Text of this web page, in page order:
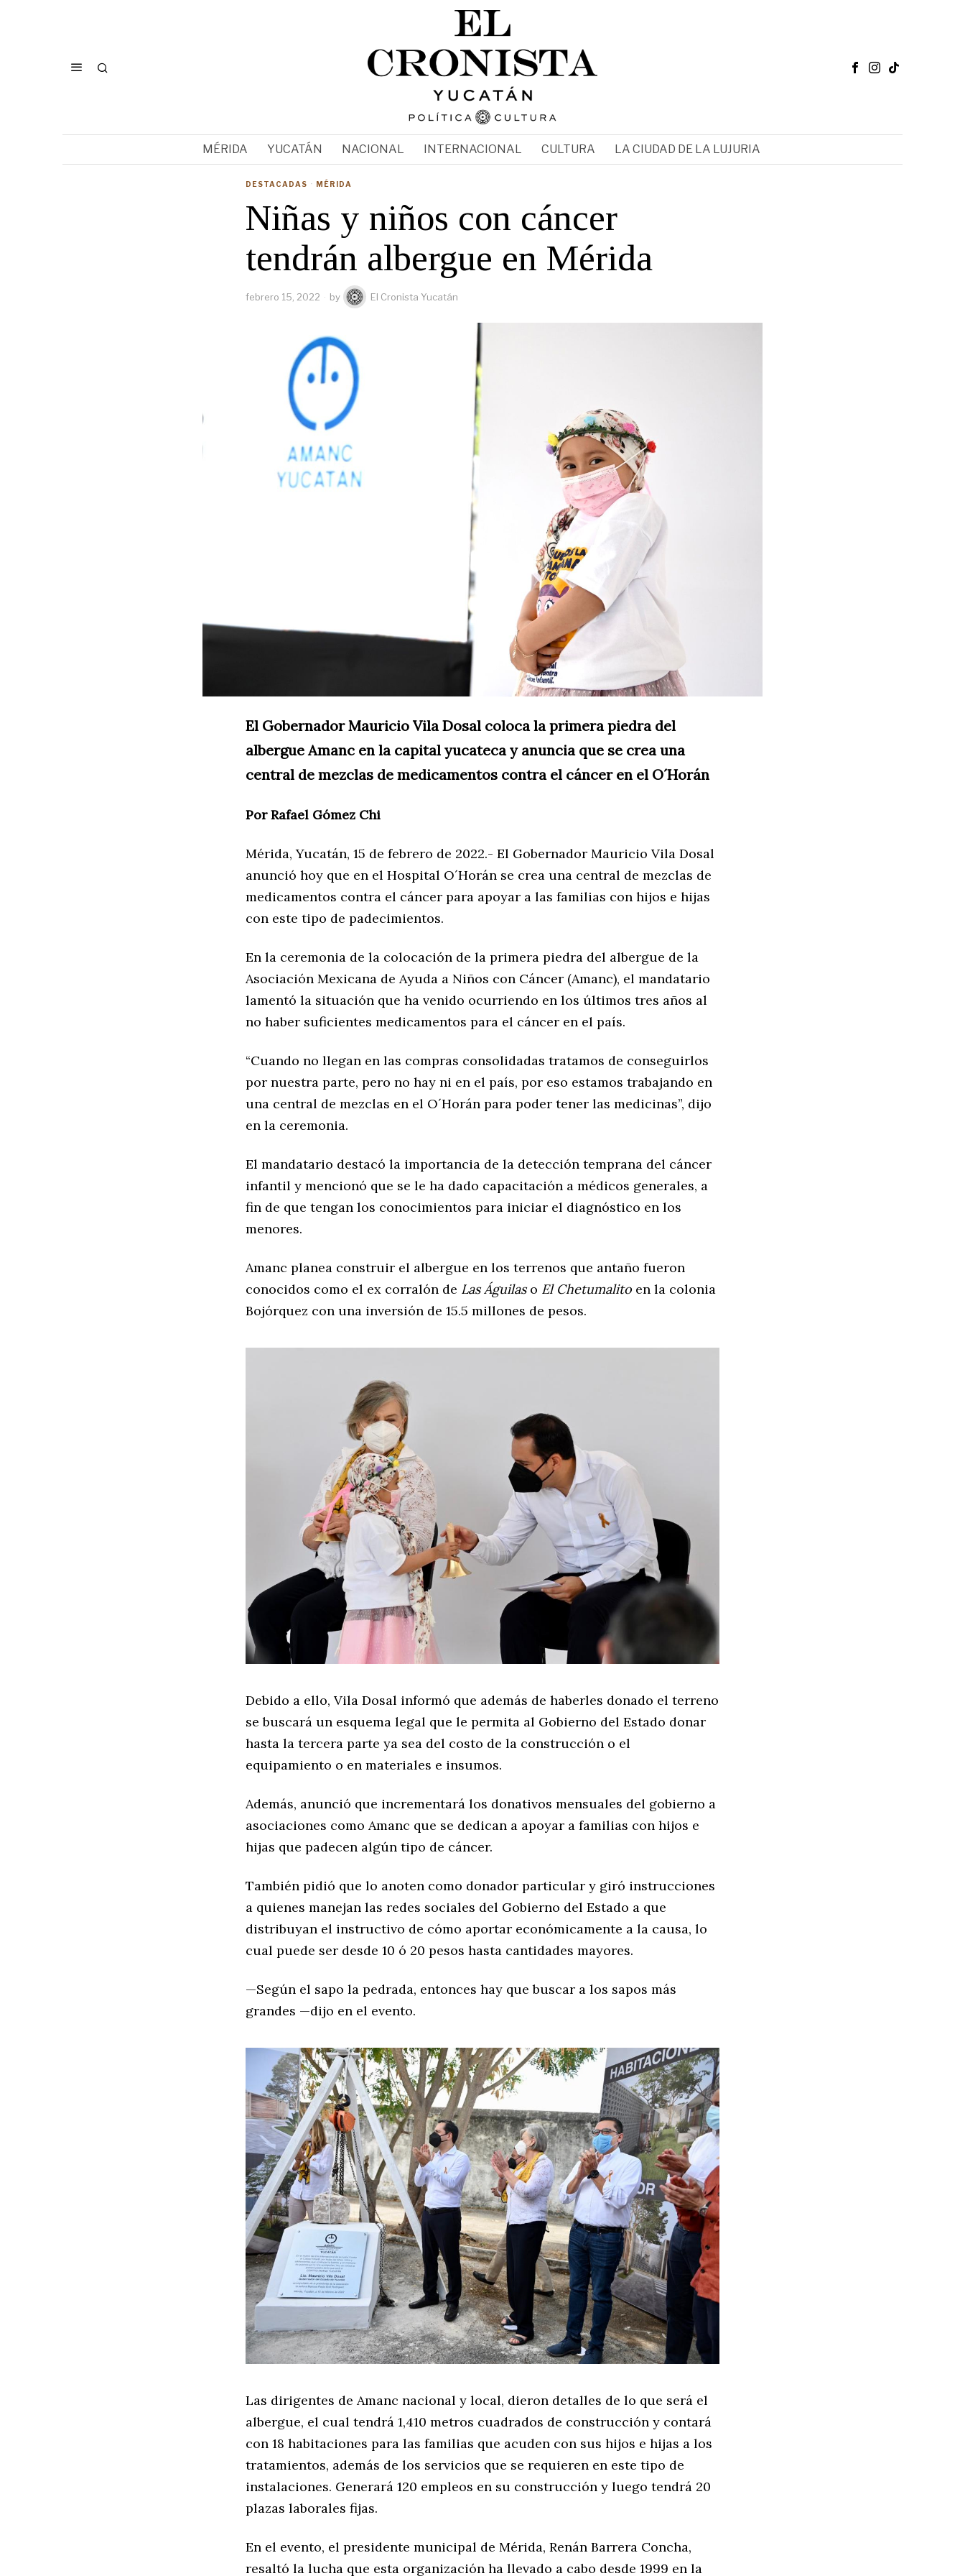
MÉRIDA YUCATÁN NACIONAL INTERNACIONAL CULTURA LA CIUDAD DE LA LUJURIA
DESTACADAS · MÉRIDA
Niñas y niños con cáncer
tendrán albergue en Mérida
febrero 15, 2022 by El Cronista Yucatán
El Gobernador Mauricio Vila Dosal coloca la primera piedra del
albergue Amanc en la capital yucateca y anuncia que se crea una
central de mezclas de medicamentos contra el cáncer en el O´Horán
Por Rafael Gómez Chi
Mérida, Yucatán, 15 de febrero de 2022.- El Gobernador Mauricio Vila Dosal
anunció hoy que en el Hospital O´Horán se crea una central de mezclas de
medicamentos contra el cáncer para apoyar a las familias con hijos e hijas
con este tipo de padecimientos.
En la ceremonia de la colocación de la primera piedra del albergue de la
Asociación Mexicana de Ayuda a Niños con Cáncer (Amanc), el mandatario
lamentó la situación que ha venido ocurriendo en los últimos tres años al
no haber suficientes medicamentos para el cáncer en el país.
“Cuando no llegan en las compras consolidadas tratamos de conseguirlos
por nuestra parte, pero no hay ni en el país, por eso estamos trabajando en
una central de mezclas en el O´Horán para poder tener las medicinas”, dijo
en la ceremonia.
El mandatario destacó la importancia de la detección temprana del cáncer
infantil y mencionó que se le ha dado capacitación a médicos generales, a
fin de que tengan los conocimientos para iniciar el diagnóstico en los
menores.
Amanc planea construir el albergue en los terrenos que antaño fueron
conocidos como el ex corralón de Las Águilaso El Chetumalito en la colonia
Bojórquez con una inversión de 15.5 millones de pesos.
Debido a ello, Vila Dosal informó que además de haberles donado el terreno
se buscará un esquema legal que le permita al Gobierno del Estado donar
hasta la tercera parte ya sea del costo de la construcción o el
equipamiento o en materiales e insumos.
Además, anunció que incrementará los donativos mensuales del gobierno a
asociaciones como Amanc que se dedican a apoyar a familias con hijos e
hijas que padecen algún tipo de cáncer.
También pidió que lo anoten como donador particular y giró instrucciones
a quienes manejan las redes sociales del Gobierno del Estado a que
distribuyan el instructivo de cómo aportar económicamente a la causa, lo
cual puede ser desde 10 ó 20 pesos hasta cantidades mayores.
—Según el sapo la pedrada, entonces hay que buscar a los sapos más
grandes —dijo en el evento.
Las dirigentes de Amanc nacional y local, dieron detalles de lo que será el
albergue, el cual tendrá 1,410 metros cuadrados de construcción y contará
con 18 habitaciones para las familias que acuden con sus hijos e hijas a los
tratamientos, además de los servicios que se requieren en este tipo de
instalaciones. Generará 120 empleos en su construcción y luego tendrá 20
plazas laborales fijas.
En el evento, el presidente municipal de Mérida, Renán Barrera Concha,
resaltó la lucha que esta organización ha llevado a cabo desde 1999 en la